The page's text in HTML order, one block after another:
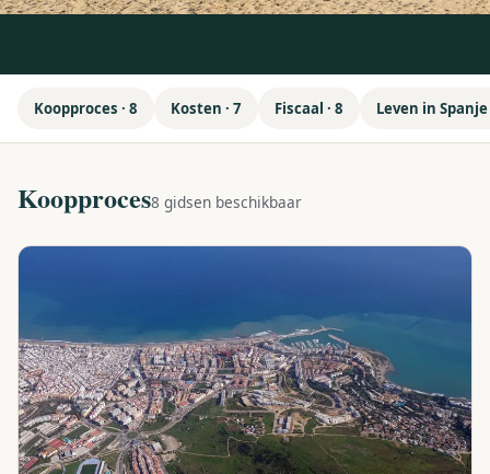
Koopproces · 8 Kosten · 7 Fiscaal · 8 Leven in Spanje
Koopproces8 gidsen beschikbaar